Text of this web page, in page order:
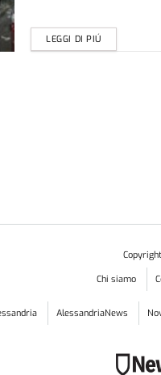
LEGGI DI PIÚ
Chi siamo
AlessandriaNews